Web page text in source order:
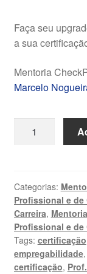
Faça seu
a sua
Mentoria
Marcelo
Checkpoint:
Certificação
+
Mentoria
Pré-
prova
quantidade
Categorias:
Profissional e de
Carreira,
Profissional e de
Tags: certificação
empregabilidade,
certificação,